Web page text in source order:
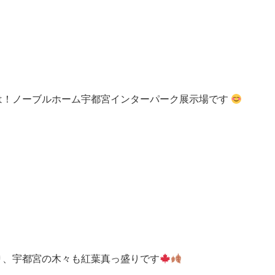
！ノーブルホーム宇都宮インターパーク展示場です
宇都宮の木々も紅葉真っ盛りです